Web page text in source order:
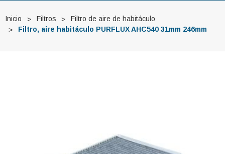
Inicio Filtros
Filtro de aire de habitáculo
Filtro, aire habitáculo PURFLUX AHC540 31mm 246mm